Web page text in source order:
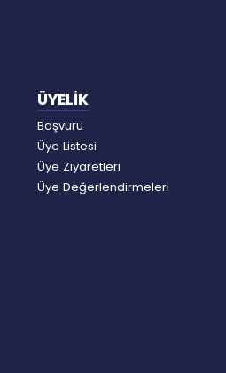
ÜYELİK
Başvuru
Üye Listesi
Üye Ziyaretleri
Üye Değerlendirmeleri